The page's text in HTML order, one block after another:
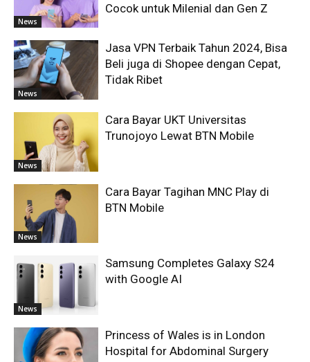
News
Cocok untuk Milenial dan Gen Z
News
Jasa VPN Terbaik Tahun 2024, Bisa
Beli juga di Shopee dengan Cepat,
Tidak Ribet
News
Cara Bayar UKT Universitas
Trunojoyo Lewat BTN Mobile
News
Cara Bayar Tagihan MNC Play di
BTN Mobile
News
Samsung Completes Galaxy S24
with Google AI
Princess of Wales is in London
Hospital for Abdominal Surgery